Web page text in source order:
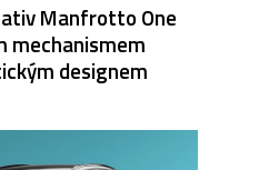
Manfrotto One
mechanismem
designem